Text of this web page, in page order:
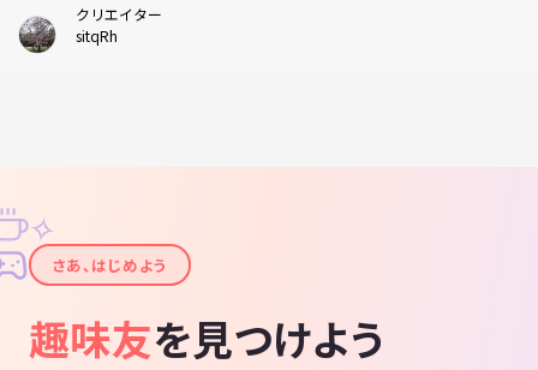
クリエイター
sitqRh
✦
✧
さあ、はじめよう
趣味友を見つけよう